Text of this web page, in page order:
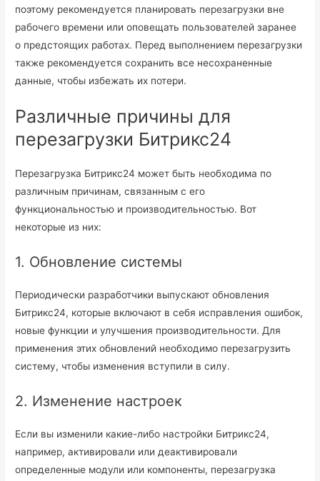
поэтому рекомендуется планировать перезагрузки вне
рабочего времени или оповещать пользователей заранее
о предстоящих работах. Перед выполнением перезагрузки
также рекомендуется сохранить все несохраненные
данные, чтобы избежать их потери.
Различные причины для
перезагрузки Битрикс24
Перезагрузка Битрикс24 может быть необходима по
различным причинам, связанным с его
функциональностью и производительностью. Вот
некоторые из них:
1. Обновление системы
Периодически разработчики выпускают обновления
Битрикс24, которые включают в себя исправления ошибок,
новые функции и улучшения производительности. Для
применения этих обновлений необходимо перезагрузить
систему, чтобы изменения вступили в силу.
2. Изменение настроек
Если вы изменили какие-либо настройки Битрикс24,
например, активировали или деактивировали
определенные модули или компоненты, перезагрузка